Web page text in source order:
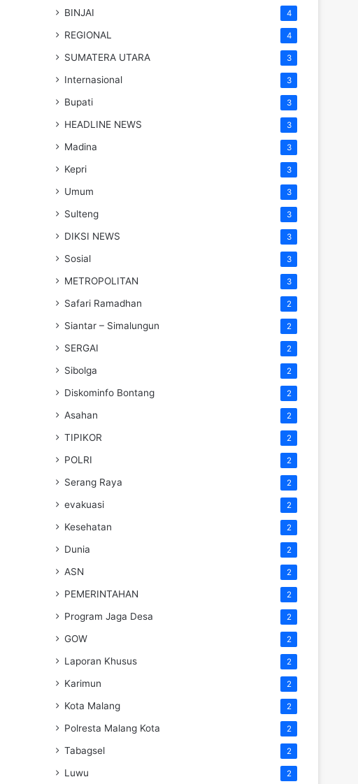
BINJAI 4
REGIONAL 4
SUMATERA UTARA 3
Internasional 3
Bupati 3
HEADLINE NEWS 3
Madina 3
Kepri 3
Umum 3
Sulteng 3
DIKSI NEWS 3
Sosial 3
METROPOLITAN 3
Safari Ramadhan 2
Siantar – Simalungun 2
SERGAI 2
Sibolga 2
Diskominfo Bontang 2
Asahan 2
TIPIKOR 2
POLRI 2
Serang Raya 2
evakuasi 2
Kesehatan 2
Dunia 2
ASN 2
PEMERINTAHAN 2
Program Jaga Desa 2
GOW 2
Laporan Khusus 2
Karimun 2
Kota Malang 2
Polresta Malang Kota 2
Tabagsel 2
Luwu 2